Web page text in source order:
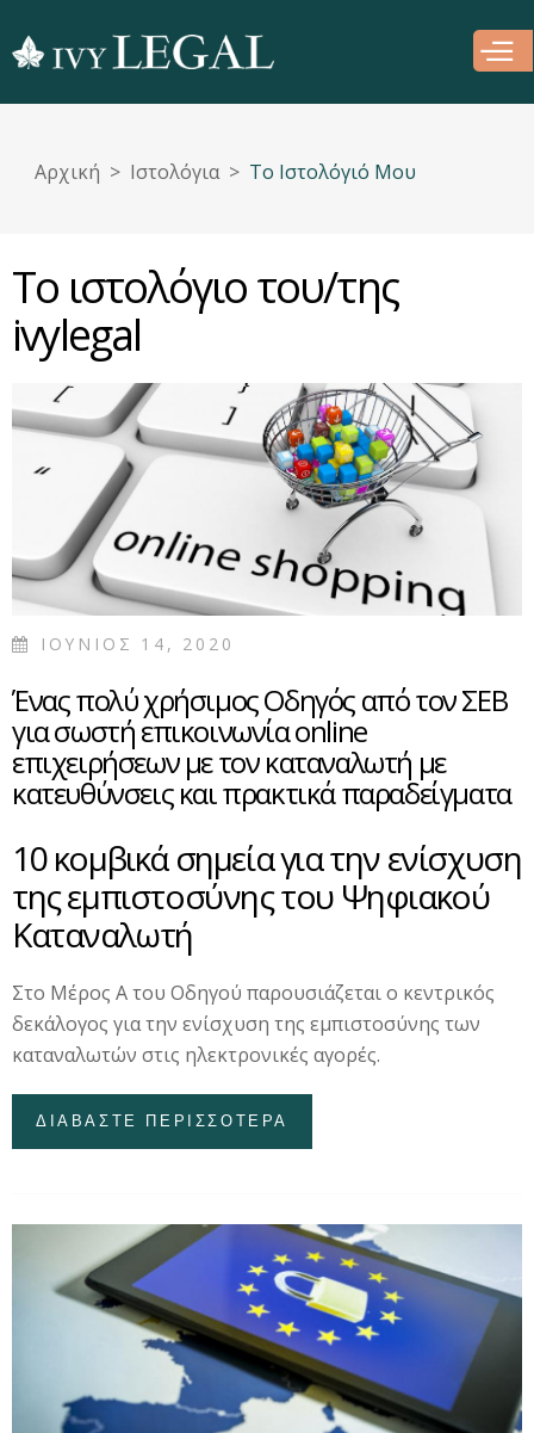
προς το
Αρχική Ιστολόγια Το Ιστολόγιό Μου
Το ιστολόγιο του/της
ivylegal
ΙΟΥΝΙΟΣ 14, 2020
Ένας πολύ χρήσιμος Οδηγός από τον ΣΕΒ
για σωστή επικοινωνία online
επιχειρήσεων με τον καταναλωτή με
κατευθύνσεις και πρακτικά παραδείγματα
10 κομβικά σημεία για την ενίσχυση
της εμπιστοσύνης του Ψηφιακού
Καταναλωτή
Στο Μέρος Α του Οδηγού παρουσιάζεται ο κεντρικός
δεκάλογος για την ενίσχυση της εμπιστοσύνης των
καταναλωτών στις ηλεκτρονικές αγορές.
ΔΙΑΒΑΣΤΕ ΠΕΡΙΣΣΟΤΕΡΑ
ΧΡΗΣΙΜΟΣ ΟΔΗΓΟΣ
ONLINE
ΕΠΙΧΕΙΡΗΣΕΩΝ ΜΕ
ΤΟΝ ΚΑΤΑΝΑΛΩΤΗ ΜΕ
ΚΑΤΕΥΘΥΝΣΕΙΣ ΚΑΙ
ΠΡΑΚΤΙΚΑ
ΠΑΡΑΔΕΙΓΜΑΤΑ